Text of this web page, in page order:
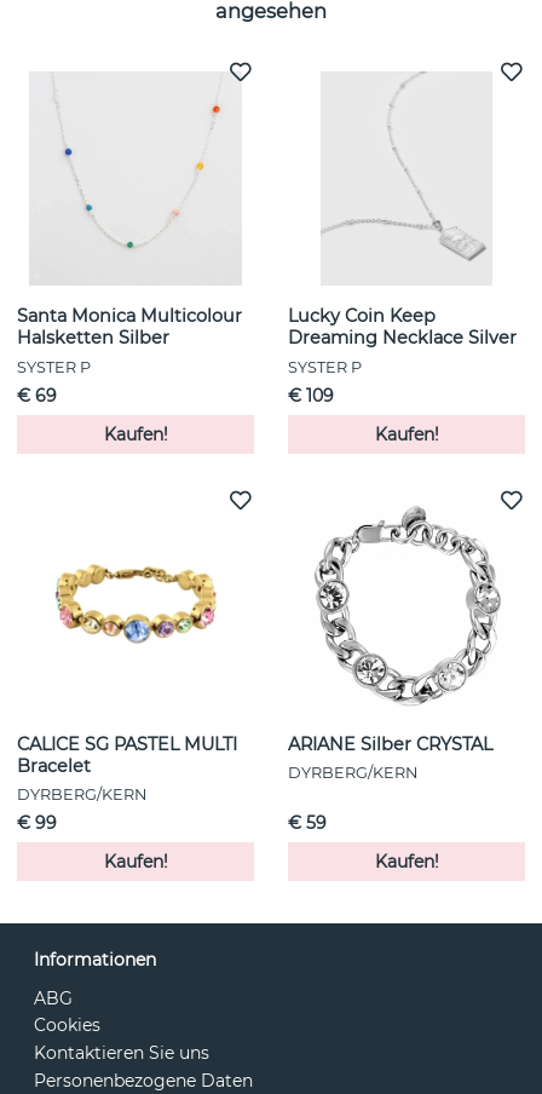
angesehen
Santa Monica Multicolour
Halsketten Silber
SYSTER P
€ 69
Kaufen!
Lucky Coin Keep
Dreaming Necklace Silver
SYSTER P
€ 109
Kaufen!
CALICE SG PASTEL MULTI
Bracelet
DYRBERG/KERN
€ 99
Kaufen!
ARIANE Silber CRYSTAL
DYRBERG/KERN
€ 59
Kaufen!
Informationen
ABG
Cookies
Kontaktieren Sie uns
Personenbezogene Daten